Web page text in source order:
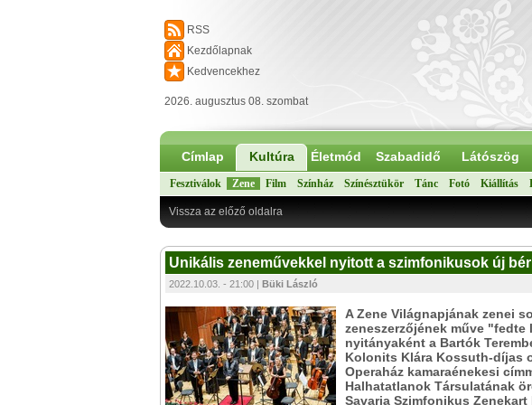
RSS
Kezdőlapnak
Kedvencekhez
2026. augusztus 08. szombat
Címlap Kultúra Életmód Szabadidő Látószög
Fesztiválok Zene Film Színház Színésztükör Tánc Fotó Kiállítás
Vissza az előző oldalra
Unikális zeneművekkel nyitott a szimfonikusok új
2022.10.03. - 21:00 | Büki László
A Zene Világnapjának zenei
zeneszerzőjének műve "fedte
nyitányaként a Bartók
Kolonits Klára Kossuth-díjas
Operaház kamaraénekesi
Halhatatlanok Társulatának
Savaria Szimfonikus